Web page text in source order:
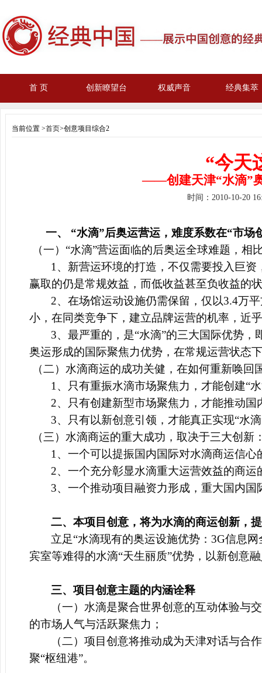
首 页 创新瞭望台 权威声音 经典集萃
当前位置 >首页>创意项目综合2
“今天
——创建天津“水滴”
时间： 2010-10-20
一、 “水滴”后奥运营运，难度系数在“市场
（一）“水滴”营运面临的后奥运全球难题，相
1 、新营运环境的打造，不仅需要投入巨
赢取的仍是常规效益，而低收益甚至负收益的
2、在场馆运动设施仍需保留，仅以3.4万
小，在同类竞争下，建立品牌运营的机率，近
3、最严重的，是“水滴”的三大国际优势
奥运形成的国际聚焦力优势，在常规运营状态
（二）水滴商运的成功关健，在如何重新唤回
1 、只有重振水滴市场聚焦力，才能创建“
2、只有创建新型市场聚焦力，才能推动
3、只有以新创意引领，才能真正实现“水
（三）水滴商运的重大成功，取决于三大创新
1 、一个可以提振国内国际对水滴商运信心
2、一个充分彰显水滴重大运营效益的商运
3、一个推动项目融资力形成，重大国内
二、本项目创意，将为水滴的商运创新，
立足“水滴现有的奥运设施优势：3G信息
宾室等难得的水滴“天生丽质”优势，以新创意
三、项目创意主题的内涵诠释
（一）水滴是聚合世界创意的互动体验与
的市场人气与活跃聚焦力；
（二）项目创意将推动成为天津对话与合
聚“枢纽港”。